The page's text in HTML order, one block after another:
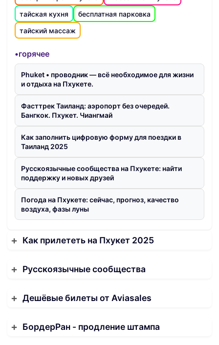
тайская кухня
бесплатная парковка
тайский массаж
•горячее
Phuket • проводник — всё необходимое для жизни
и отдыха на Пхукете.
Фасттрек Таиланд: аэропорт без очередей.
Бангкок. Пхукет. Чиангмай
Как заполнить цифровую форму для поездки в
Таиланд 2025
Русскоязычные сообщества на Пхукете: найти
поддержку и новых друзей
Погода на Пхукете: сейчас, прогноз, качество
воздуха, фазы луны
Как прилететь на Пхукет 2025
Русскоязычные сообщества
Дешёвые билеты от Aviasales
БордерРан - продление штампа